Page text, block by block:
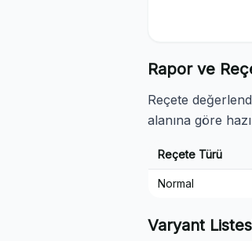
Rapor ve
Reçete
alanına göre
Reçete Türü
Normal
Varyant